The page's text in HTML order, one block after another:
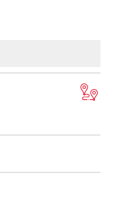
00
14:00- bis
18:00